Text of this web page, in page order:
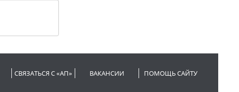
СВЯЗАТЬСЯ С «АП» ВАКАНСИИ ПОМОЩЬ САЙТУ